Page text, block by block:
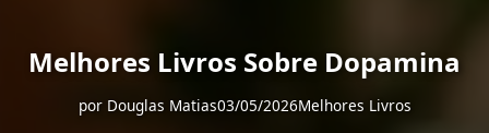
Melhores Livros Sobre Dopamina
por Douglas Matias03/05/2026Melhores Livros